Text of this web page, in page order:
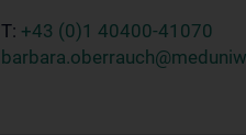
T: +43 (0)1 40400-41070